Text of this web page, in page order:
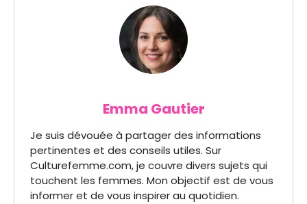
Emma Gautier
Je suis dévouée à partager des informations
pertinentes et des conseils utiles. Sur
Culturefemme.com, je couvre divers sujets qui
touchent les femmes. Mon objectif est de vous
informer et de vous inspirer au quotidien.